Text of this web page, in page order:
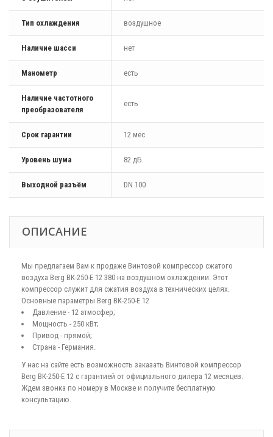
Тип охлаждения воздушное
Наличие шасси нет
Манометр есть
Наличие частотного
преобразователя
есть
Срок гарантии 12 мес
Уровень шума 82 дБ
Выходной разъём DN 100
ОПИСАНИЕ
Мы предлагаем Вам к продаже Винтовой компрессор сжатого
воздуха Berg ВК-250-Е 12 380 на воздушном охлаждении. Этот
компрессор служит для сжатия воздуха в технических целях.
Основные параметры Berg ВК-250-Е 12
Давление - 12 атмосфер;
Мощность - 250 кВт;
Привод - прямой;
Страна - Германия.
У нас на сайте есть возможность заказать Винтовой компрессор
Berg ВК-250-Е 12 с гарантией от официального дилера 12 месяцев.
Ждем звонка по номеру в Москве и получите бесплатную
консультацию.